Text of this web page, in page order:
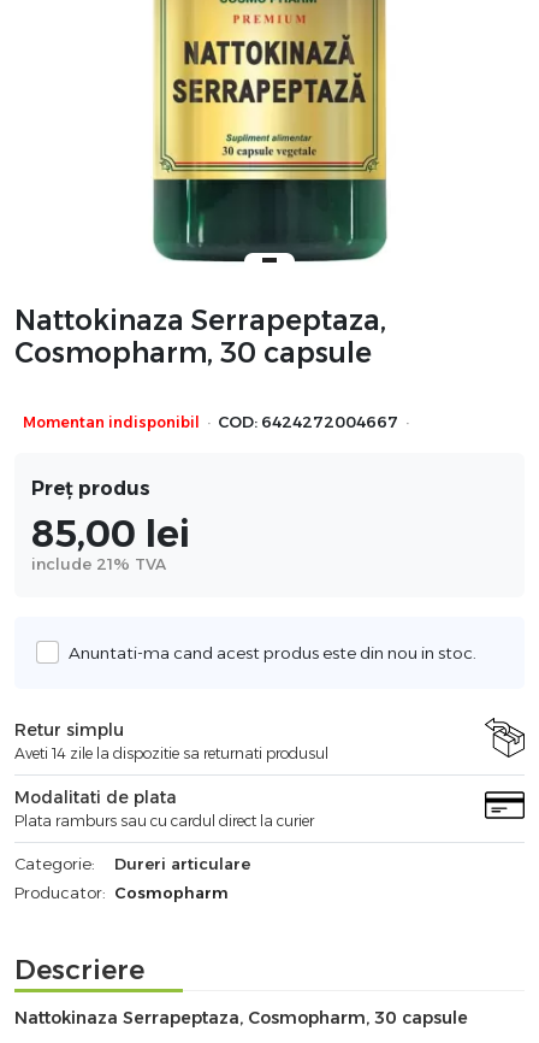
Nattokinaza Serrapeptaza,
Cosmopharm, 30 capsule
Momentan indisponibil · COD: 6424272004667 ·
Preț produs
85,00 lei
include 21% TVA
Anuntati-ma cand acest produs este din nou in stoc.
Retur simplu
Aveti 14 zile la dispozitie sa returnati produsul
Modalitati de plata
Plata ramburs sau cu cardul direct la curier
Categorie:
Dureri articulare
Producator: Cosmopharm
Descriere
Nattokinaza Serrapeptaza, Cosmopharm, 30 capsule